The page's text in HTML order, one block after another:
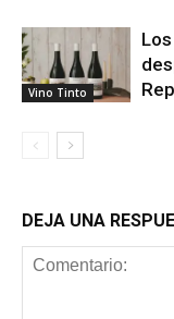
Vino Tinto
DEJA UNA